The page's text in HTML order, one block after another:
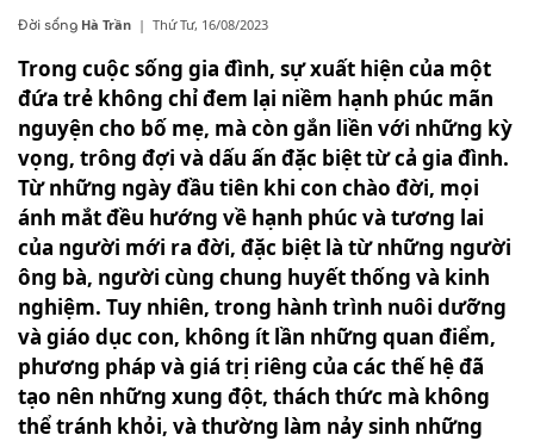
Đời sống Hà Trần | Thứ Tư, 16/08/2023
Trong cuộc sống gia đình, sự xuất hiện của một
đứa trẻ không chỉ đem lại niềm hạnh phúc mãn
nguyện cho bố mẹ, mà còn gắn liền với những kỳ
vọng, trông đợi và dấu ấn đặc biệt từ cả gia đình.
Từ những ngày đầu tiên khi con chào đời, mọi
ánh mắt đều hướng về hạnh phúc và tương lai
của người mới ra đời, đặc biệt là từ những người
ông bà, người cùng chung huyết thống và kinh
nghiệm. Tuy nhiên, trong hành trình nuôi dưỡng
và giáo dục con, không ít lần những quan điểm,
phương pháp và giá trị riêng của các thế hệ đã
tạo nên những xung đột, thách thức mà không
thể tránh khỏi, và thường làm nảy sinh những